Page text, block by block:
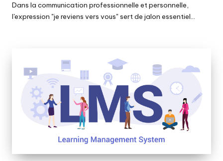
Dans la communication professionnelle et personnelle,
l'expression "je reviens vers vous" sert de jalon essentiel…